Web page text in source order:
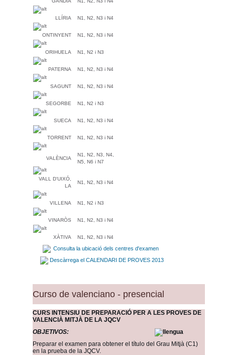
LLÍRIA N1, N2, N3 i N4
ONTINYENT N1, N2, N3 i N4
ORIHUELA N1, N2 i N3
PATERNA N1, N2, N3 i N4
SAGUNT N1, N2, N3 i N4
SEGORBE N1, N2 i N3
SUECA N1, N2, N3 i N4
TORRENT N1, N2, N3 i N4
VALÈNCIA
N1, N2, N3, N4,
N5, N6 i N7
VALL D'UIXÓ,
LA
N1, N2, N3 i N4
VILLENA N1, N2 i N3
VINARÒS N1, N2, N3 i N4
XÀTIVA N1, N2, N3 i N4
Consulta la ubicació dels centres d'examen
Descàrrega el CALENDARI DE PROVES 2013
Curso de valenciano - presencial
CURS INTENSIU DE PREPARACIÓ PER A LES PROVES DE
VALENCIÀ MITJÀ DE LA JQCV
OBJETIVOS:
Preparar el examen para obtener el título del Grau Mitjà (C1)
en la prueba de la JQCV.